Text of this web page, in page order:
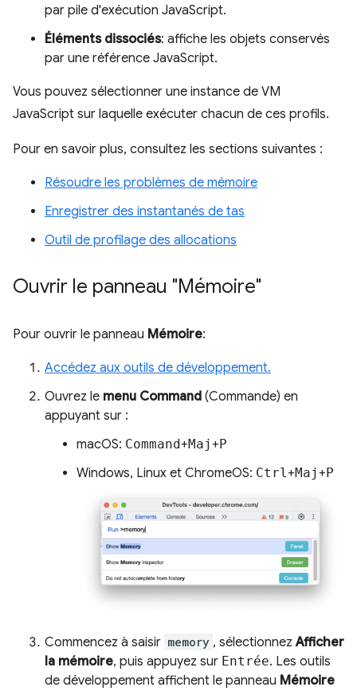
par pile d'exécution JavaScript.
Éléments dissociés: affiche les objets conservés
par une référence JavaScript.
Vous pouvez sélectionner une instance de VM
JavaScript sur laquelle exécuter chacun de ces profils.
Pour en savoir plus, consultez les sections suivantes :
Résoudre les problèmes de mémoire
Enregistrer des instantanés de tas
Outil de profilage des allocations
Ouvrir le panneau "Mémoire"
Pour ouvrir le panneau Mémoire:
Accédez aux outils de développement.
Ouvrez le menu Command (Commande) en
appuyant sur :
macOS: Command+Maj+P
Windows, Linux et ChromeOS: Ctrl+Maj+P
Commencez à saisir memory , sélectionnezAfficher
la mémoire, puis appuyez sur Entrée. Les outils
de développement affichent le panneau Mémoire